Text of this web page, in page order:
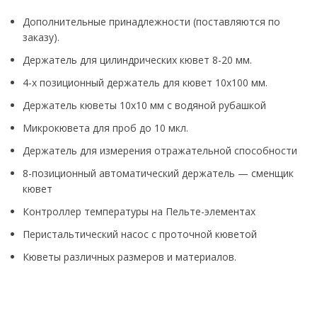
Дополнительные принадлежности (поставляются по
заказу).
Держатель для цилиндрических кювет 8-20 мм.
4-х позиционный держатель для кювет 10х100 мм.
Держатель кюветы 10х10 мм с водяной рубашкой
Микрокювета для проб до 10 мкл.
Держатель для измерения отражательной способности
8-позиционный автоматический держатель — сменщик
кювет
Контроллер температуры на Пельте-элементах
Перистальтический насос с проточной кюветой
Кюветы различных размеров и материалов.